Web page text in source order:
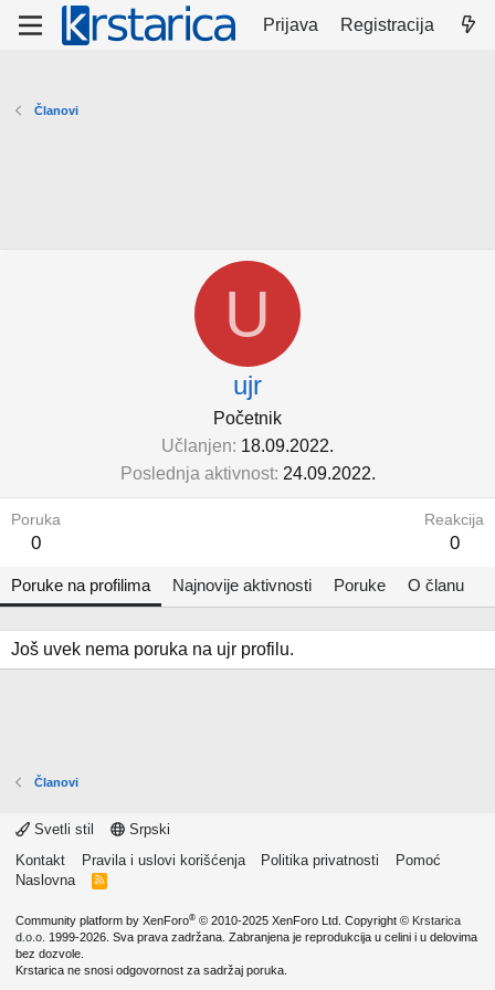
Prijava Registracija
Članovi
U
ujr
Početnik
Učlanjen 18.09.2022.
Poslednja aktivnost 24.09.2022.
Poruka
0
Reakcija
0
Poruke na profilima Najnovije aktivnosti Poruke O članu
Još uvek nema poruka na ujr profilu.
Članovi
Svetli stil
Srpski
Kontakt
Pravila i uslovi korišćenja Politika privatnosti
Pomoć
Naslovna
R
Community platform by XenForo® © 2010-2025 XenForo Ltd. Copyright © Krstarica
d.o.o. 1999-2026. Sva prava zadržana. Zabranjena je reprodukcija u celini i u delovima
bez dozvole.
Krstarica ne snosi odgovornost za sadržaj poruka.